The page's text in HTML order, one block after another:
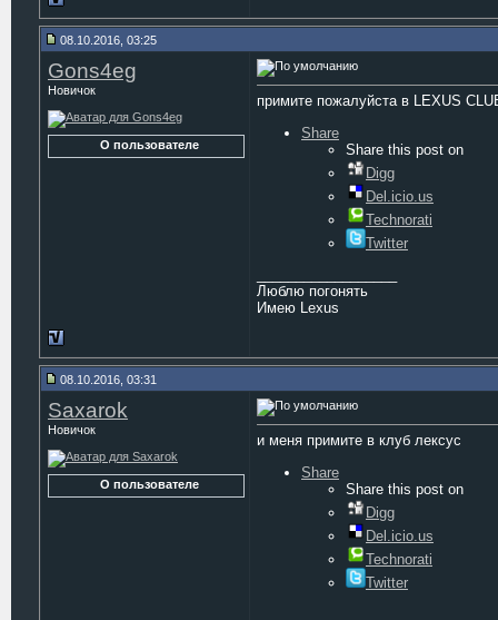
08.10.2016, 03:25
Gons4eg
Новичок
О пользователе
примите пожалуйста в LEXUS
Share
Share this post on
Digg
Del.icio.us
Technorati
Twitter
Люблю погонять
Имею Lexus
08.10.2016, 03:31
Saxarok
Новичок
О пользователе
и меня примите в клуб лексус
Share
Share this post on
Digg
Del.icio.us
Technorati
Twitter